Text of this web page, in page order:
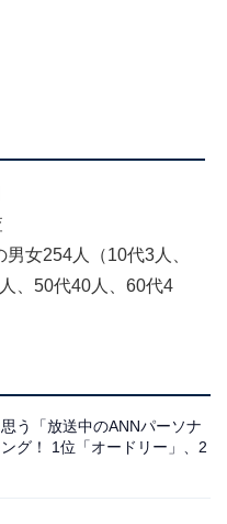
女254人（10代3人、
、50代40人、60代4
う「放送中のANNパーソナ
グ！ 1位「オードリー」、2